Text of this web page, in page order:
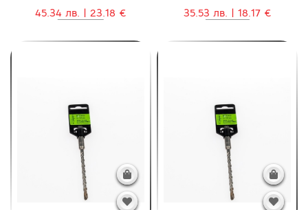
45.34 лв. | 23.18 €
35.53 лв. | 18.17 €